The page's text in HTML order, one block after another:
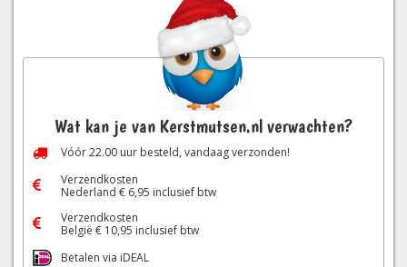
Wat kan je van Kerstmutsen.nl verwachten?
Vóór22.00 uur besteld, vandaag verzonden!
Verzendkosten
Nederland € 6,95 inclusief btw
Verzendkosten
België € 10,95 inclusief btw
Betalen via iDEAL